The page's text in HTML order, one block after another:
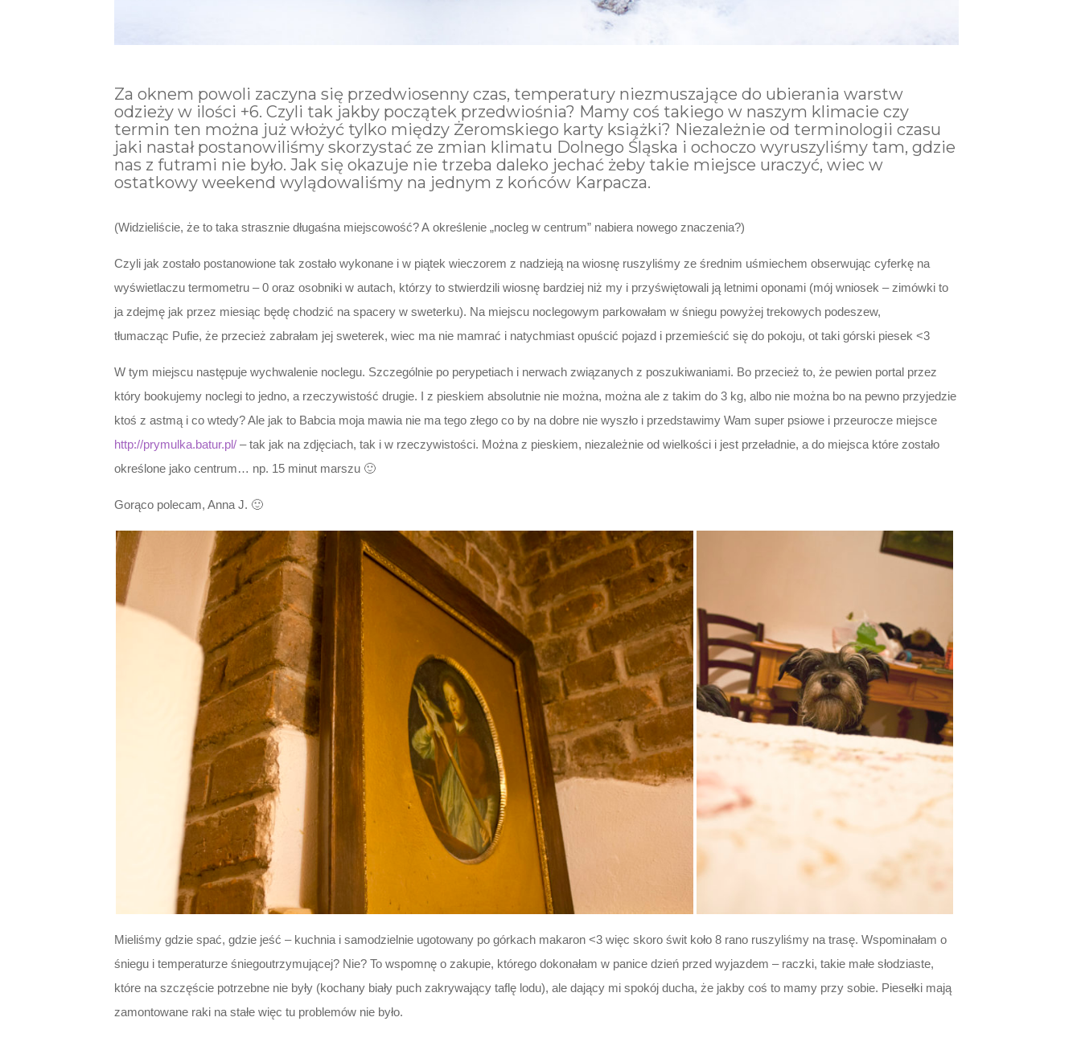
Za oknem powoli zaczyna się przedwiosenny czas, temperatury niezmuszające do ubierania warstw
odzieży w ilości +6. Czyli tak jakby początek przedwiośnia? Mamy coś takiego w naszym klimacie czy
termin ten można już włożyć tylko między Żeromskiego karty książki? Niezależnie od terminologii czasu
jaki nastał postanowiliśmy skorzystać ze zmian klimatu Dolnego Śląska i ochoczo wyruszyliśmy tam, gdzie
nas z futrami nie było. Jak się okazuje nie trzeba daleko jechać żeby takie miejsce uraczyć, wiec w
ostatkowy weekend wylądowaliśmy na jednym z końców Karpacza.
(Widzieliście, że to taka strasznie długaśna miejscowość? A określenie „nocleg w centrum” nabiera nowego znaczenia?)
Czyli jak zostało postanowione tak zostało wykonane i w piątek wieczorem z nadzieją na wiosnę ruszyliśmy ze średnim uśmiechem obserwując cyferkę na
wyświetlaczu termometru – 0 oraz osobniki w autach, którzy to stwierdzili wiosnę bardziej niż my i przyświętowali ją letnimi oponami (mój wniosek – zimówki to
ja zdejmę jak przez miesiąc będę chodzić na spacery w sweterku). Na miejscu noclegowym parkowałam w śniegu powyżej trekowych podeszew,
tłumacząc Pufie, że przecież zabrałam jej sweterek, wiec ma nie mamrać i natychmiast opuścić pojazd i przemieścić się do pokoju, ot taki górski piesek <3
W tym miejscu następuje wychwalenie noclegu. Szczególnie po perypetiach i nerwach związanych z poszukiwaniami. Bo przecież to, że pewien portal przez
który bookujemy noclegi to jedno, a rzeczywistość drugie. I z pieskiem absolutnie nie można, można ale z takim do 3 kg, albo nie można bo na pewno przyjedzie
ktoś z astmą i co wtedy? Ale jak to Babcia moja mawia nie ma tego złego co by na dobre nie wyszło i przedstawimy Wam super psiowe i przeurocze miejsce
http://prymulka.batur.pl/ – tak jak na zdjęciach, tak i w rzeczywistości. Można z pieskiem, niezależnie od wielkości i jest przeładnie, a do miejsca które zostało
określone jako centrum… np. 15 minut marszu 🙂
Gorąco polecam, Anna J. 🙂
Mieliśmy gdzie spać, gdzie jeść – kuchnia i samodzielnie ugotowany po górkach makaron <3 więc skoro świt koło 8 rano ruszyliśmy na trasę. Wspominałam o
śniegu i temperaturze śniegoutrzymującej? Nie? To wspomnę o zakupie, którego dokonałam w panice dzień przed wyjazdem – raczki, takie małe słodziaste,
które na szczęście potrzebne nie były (kochany biały puch zakrywający taflę lodu), ale dający mi spokój ducha, że jakby coś to mamy przy sobie. Piesełki mają
zamontowane raki na stałe więc tu problemów nie było.